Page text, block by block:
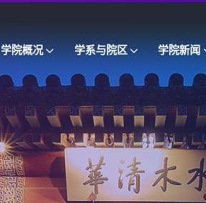
学院概况 学系与院区 学院新闻